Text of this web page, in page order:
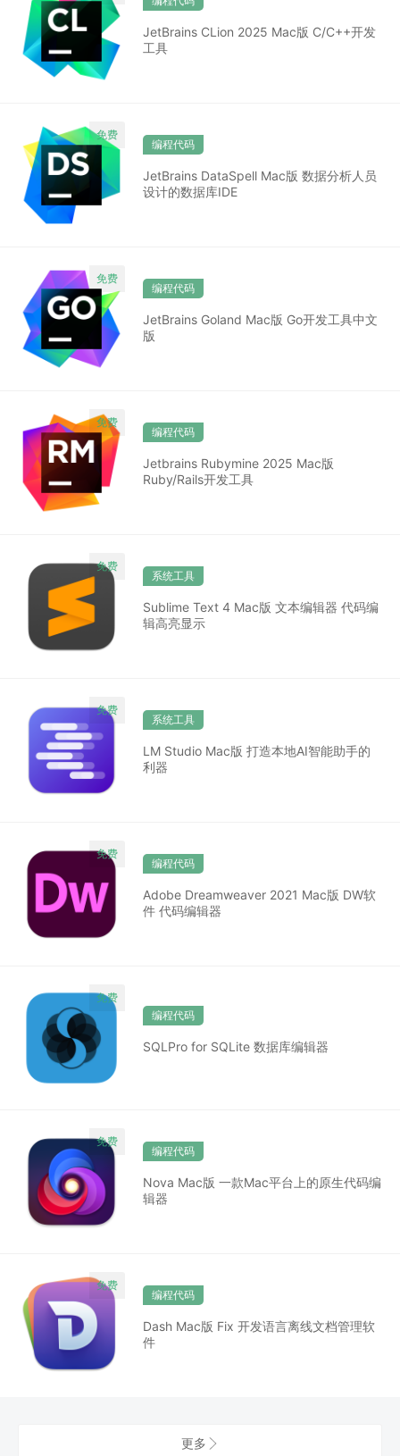
JetBrains CLion 2025 Mac版 C/C++开发
工具
编程代码
JetBrains DataSpell Mac版 数据分析人员
设计的数据库IDE
编程代码
JetBrains Goland Mac版 Go开发工具中文
版
编程代码
Jetbrains Rubymine 2025 Mac版
Ruby/Rails开发工具
系统工具
Sublime Text 4 Mac版 文本编辑器 代码编
辑高亮显示
系统工具
LM Studio Mac版 打造本地AI智能助手的
利器
编程代码
Adobe Dreamweaver 2021 Mac版 DW软
件 代码编辑器
编程代码
SQLPro for SQLite 数据库编辑器
编程代码
Nova Mac版 一款Mac平台上的原生代码编
辑器
编程代码
Dash Mac版 Fix 开发语言离线文档管理软
件
更多